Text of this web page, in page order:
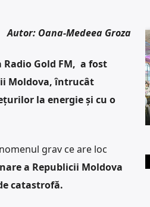
Autor: Oana-Medeea Groza
Radio Gold FM, a fost
Moldova, întrucât
la energie și cu o
grav ce are loc
a Republicii Moldova
catastrofă.